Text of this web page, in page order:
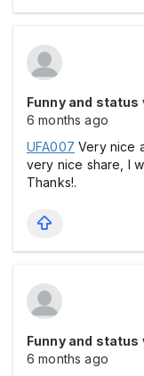
Funny and status
6 months ago
UFA007 Very nice
very nice share, I
Thanks!.
Funny and status
6 months ago